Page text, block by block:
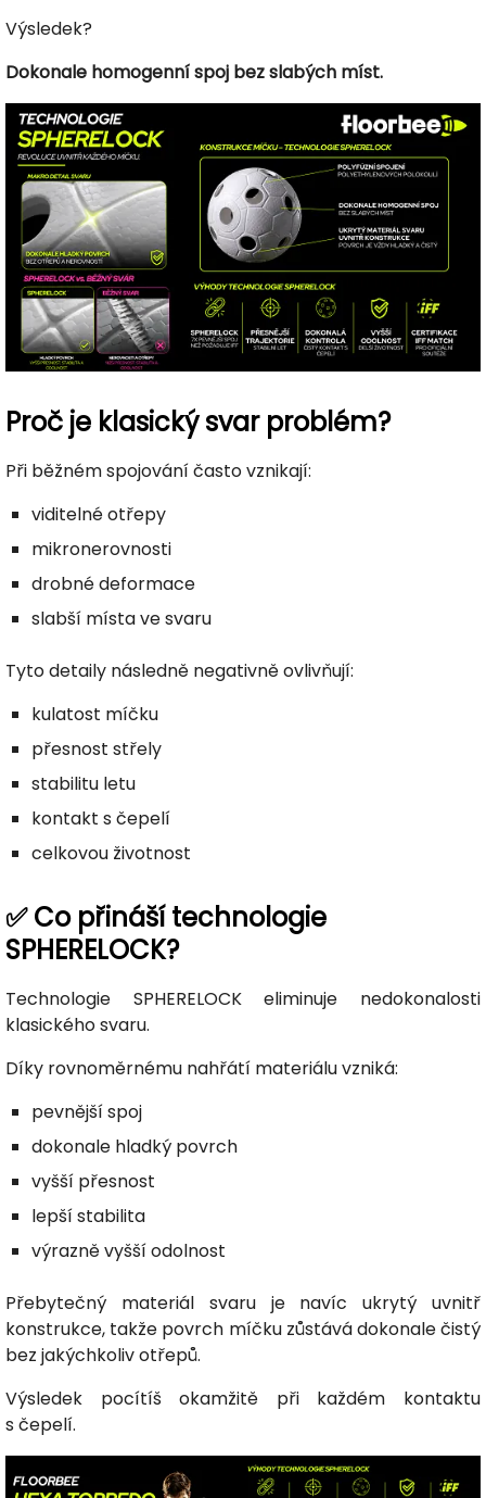
Výsledek?
Dokonale homogenní spoj bez slabých míst.
Proč je klasický svar problém?
Při běžném spojování často vznikají:
viditelné otřepy
mikronerovnosti
drobné deformace
slabší místa ve svaru
Tyto detaily následně negativně ovlivňují:
kulatost míčku
přesnost střely
stabilitu letu
kontakt s čepelí
celkovou životnost
✅ Co přináší technologie
SPHERELOCK?
Technologie SPHERELOCK eliminuje nedokonalosti
klasického svaru.
Díky rovnoměrnému nahřátí materiálu vzniká:
pevnější spoj
dokonale hladký povrch
vyšší přesnost
lepší stabilita
výrazně vyšší odolnost
Přebytečný materiál svaru je navíc ukrytý uvnitř
konstrukce, takže povrch míčku zůstává dokonale čistý
bez jakýchkoliv otřepů.
Výsledek pocítíš okamžitě při každém kontaktu
s čepelí.